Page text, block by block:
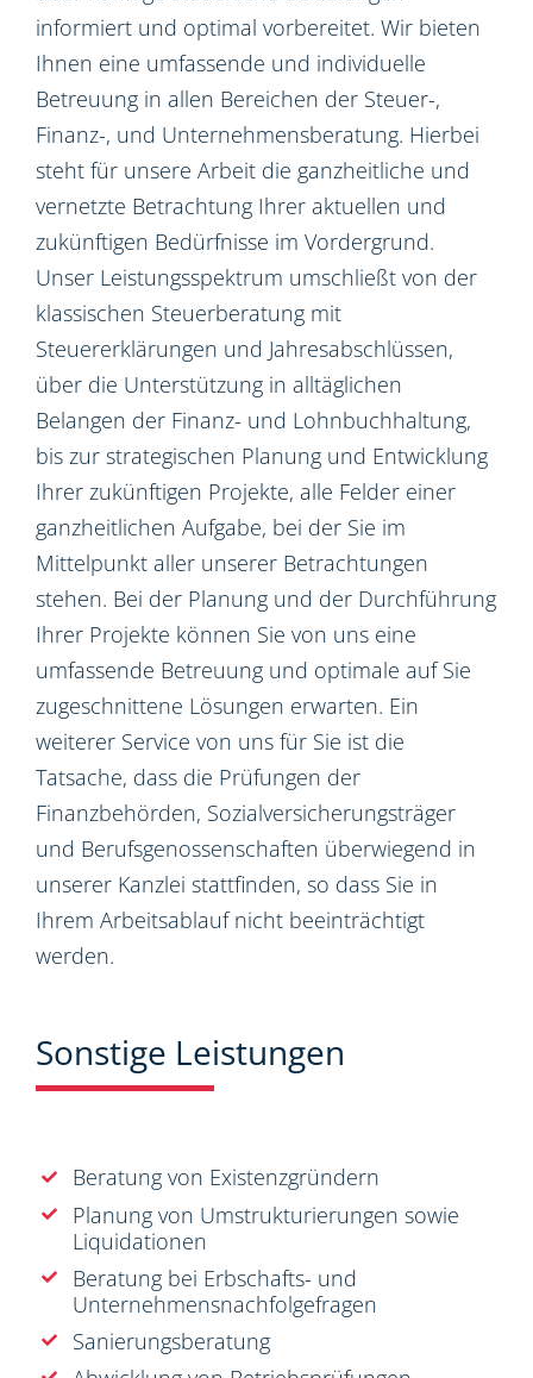
informiert und optimal vorbereitet. Wir bieten
Ihnen eine umfassende und individuelle
Betreuung in allen Bereichen der Steuer-,
Finanz-, und Unternehmensberatung. Hierbei
steht für unsere Arbeit die ganzheitliche und
vernetzte Betrachtung Ihrer aktuellen und
zukünftigen Bedürfnisse im Vordergrund.
Unser Leistungsspektrum umschließt von der
klassischen Steuerberatung mit
Steuererklärungen und Jahresabschlüssen,
über die Unterstützung in alltäglichen
Belangen der Finanz- und Lohnbuchhaltung,
bis zur strategischen Planung und Entwicklung
Ihrer zukünftigen Projekte, alle Felder einer
ganzheitlichen Aufgabe, bei der Sie im
Mittelpunkt aller unserer Betrachtungen
stehen. Bei der Planung und der Durchführung
Ihrer Projekte können Sie von uns eine
umfassende Betreuung und optimale auf Sie
zugeschnittene Lösungen erwarten. Ein
weiterer Service von uns für Sie ist die
Tatsache, dass die Prüfungen der
Finanzbehörden, Sozialversicherungsträger
und Berufsgenossenschaften überwiegend in
unserer Kanzlei stattfinden, so dass Sie in
Ihrem Arbeitsablauf nicht beeinträchtigt
werden.
Sonstige Leistungen
Beratung von Existenzgründern
Planung von Umstrukturierungen sowie
Liquidationen
Beratung bei Erbschafts- und
Unternehmensnachfolgefragen
Sanierungsberatung